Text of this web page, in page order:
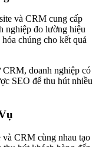
và CRM cung cấp
nghiệp đo lường hiệu
chúng cho kết quả
doanh nghiệp có
SEO để thu hút nhiều
và CRM cùng nhau tạo